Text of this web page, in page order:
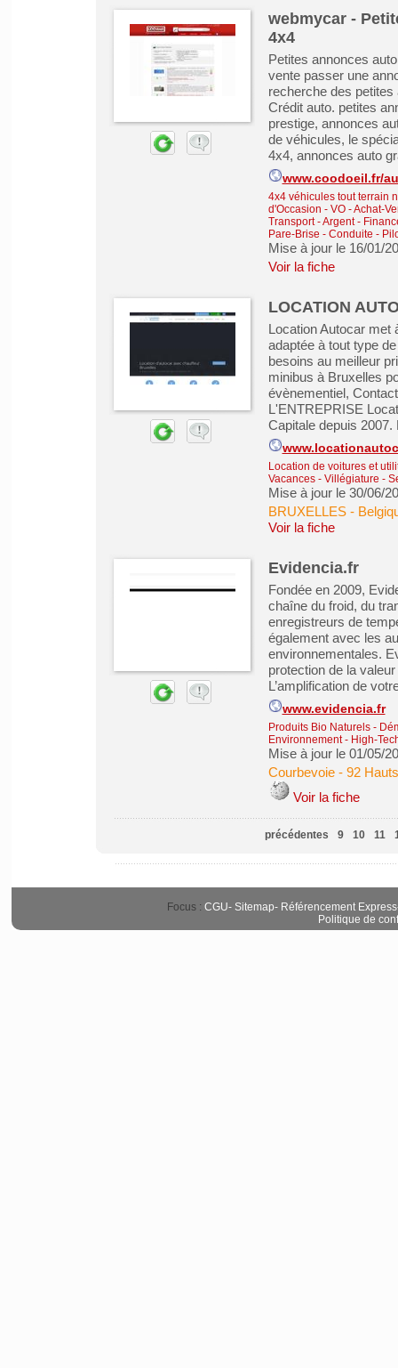
webmycar -
4x4
Petites annonces
vente passer une
recherche des
Crédit auto. petites
prestige, annonces
de véhicules, le
4x4, annonces auto
www.coodoeil.fr/
4x4 véhicules tout terrain
d'Occasion - VO-Achat-
Transport-Argent -
Pare-Brise - Conduite -
Mise à jour le 16/01/
Voir la fiche
LOCATION
Location Autocar met
adaptée à tout type
besoins au meilleur
minibus à Bruxelles
évènementiel,
L'ENTREPRISE
Capitale depuis
Location de voitures et
Vacances - Villégiature -
Mise à jour le 30/06/
BRUXELLES -
Voir la fiche
Evidencia.fr
Fondée en 2009,
chaîne du froid, du
enregistreurs de
également avec les
environnementales.
protection de la
L’amplification de
www.evidencia.fr
Produits Bio Naturels-
Environnement- High-
Mise à jour le 01/05/
Courbevoie- 92
Voir la fiche
précédentes 9 10 11
Focus : CGU- Sitemap- Référencement Express
Politique de